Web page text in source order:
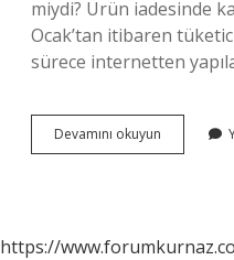
miydi? Ürün iadesinde
Ocak’tan itibaren
sürece internetten
Devamını okuyun Korkmaz
Hangi
https://